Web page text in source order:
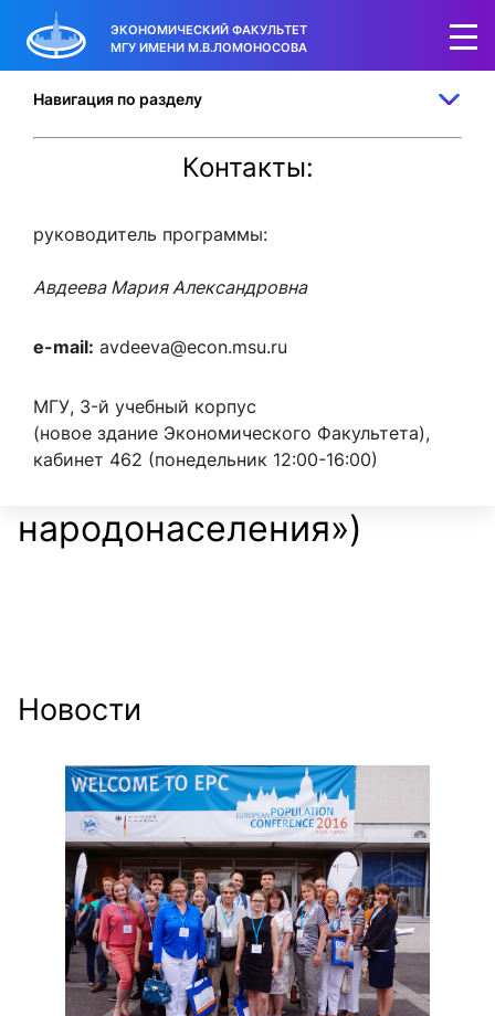
ЭКОНОМИЧЕСКИЙ ФАКУЛЬТЕТ
МГУ ИМЕНИ М.В.ЛОМОНОСОВА
Направление
включительно -
«Экономика социальной
сферы, труда и
народонаселения»)
Навигация по разделу
Контакты:
руководитель программы:
Авдеева Мария Александровна
e-mail: avdeeva@econ.msu.ru
МГУ, 3-й учебный корпус
(новое здание Экономического Факультета),
кабинет 462 (понедельник 12:00-16:00)
Новости